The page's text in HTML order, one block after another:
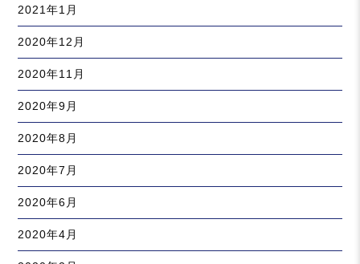
2021年1月
2020年12月
2020年11月
2020年9月
2020年8月
2020年7月
2020年6月
2020年4月